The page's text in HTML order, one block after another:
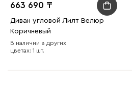
663 690
Диван угловой Лилт Велюр
Коричневый
В наличии в других
цветах: 1 шт.